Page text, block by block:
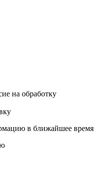
на обработку
в ближайшее время